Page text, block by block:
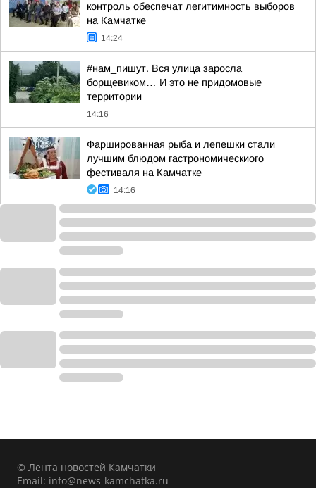
контроль обеспечат легитимность выборов
на Камчатке
14:24
#нам_пишут. Вся улица заросла
борщевиком… И это не придомовые
территории
14:16
Фаршированная рыба и лепешки стали
лучшим блюдом гастрономическиого
фестиваля на Камчатке
14:16
© Лента новостей Камчатки
Email: info@news-kamchatka.ru